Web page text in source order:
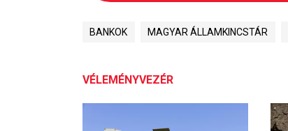
BANKOK MAGYAR ÁLLAMKINCSTÁR
VÉLEMÉNYVEZÉR